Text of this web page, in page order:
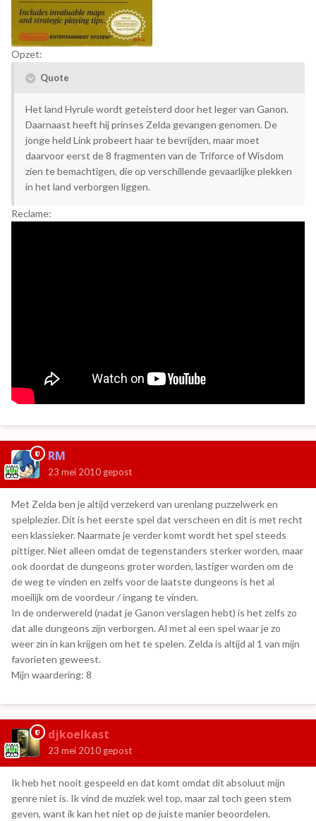
Opzet:
Quote
Het land Hyrule wordt geteisterd door het leger van Ganon.
Daarnaast heeft hij prinses Zelda gevangen genomen. De
jonge held Link probeert haar te bevrijden, maar moet
daarvoor eerst de 8 fragmenten van de Triforce of Wisdom
zien te bemachtigen, die op verschillende gevaarlijke plekken
in het land verborgen liggen.
Reclame:
RM
23 mei 2010 gepost
Met Zelda ben je altijd verzekerd van urenlang puzzelwerk en
spelplezier. Dit is het eerste spel dat verscheen en dit is met recht
een klassieker. Naarmate je verder komt wordt het spel steeds
pittiger. Niet alleen omdat de tegenstanders sterker worden, maar
ook doordat de dungeons groter worden, lastiger worden om de
de weg te vinden en zelfs voor de laatste dungeons is het al
moeilijk om de voordeur / ingang te vinden.
In de onderwereld (nadat je Ganon verslagen hebt) is het zelfs zo
dat alle dungeons zijn verborgen. Al met al een spel waar je zo
weer zin in kan krijgen om het te spelen. Zelda is altijd al 1 van mijn
favorieten geweest.
Mijn waardering: 8
djkoelkast
23 mei 2010 gepost
Ik heb het nooit gespeeld en dat komt omdat dit absoluut mijn
genre niet is. Ik vind de muziek wel top, maar zal toch geen stem
geven, want ik kan het niet op de juiste manier beoordelen.